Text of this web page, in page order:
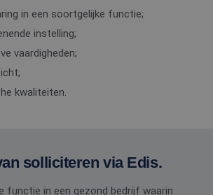
in een soortgelijke functie;
instelling;
vaardigheden;
kwaliteiten.
solliciteren via Edis.
functie in een gezond bedrijf waarin